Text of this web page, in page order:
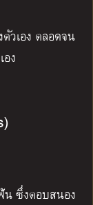
วเอง ตลอดจน
ง
ซึ่งตอบสนอง